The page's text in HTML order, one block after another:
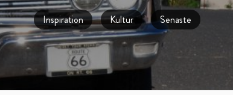
Inspiration Kultur Senaste